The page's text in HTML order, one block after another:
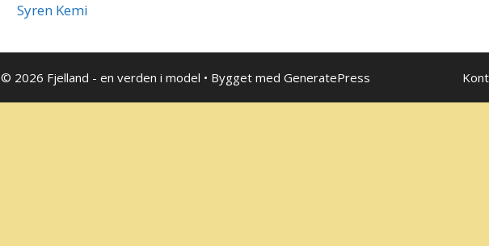
Syren Kemi
© 2026 Fjelland - en verden i model • Bygget med GeneratePress